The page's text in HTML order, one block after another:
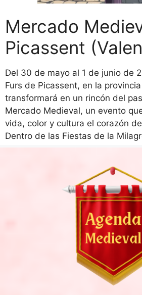
Mercado
Picassent
Del 30 de mayo al 1 de junio de
Furs de Picassent, en la
transformará en un rincón del
Mercado Medieval, un evento
vida, color y cultura el corazón
Dentro de las Fiestas de la